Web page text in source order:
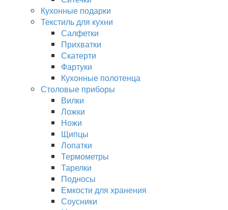
Кухонные подарки
Текстиль для кухни
Салфетки
Прихватки
Скатерти
Фартуки
Кухонные полотенца
Столовые приборы
Вилки
Ложки
Ножи
Щипцы
Лопатки
Термометры
Тарелки
Подносы
Емкости для хранения
Соусники